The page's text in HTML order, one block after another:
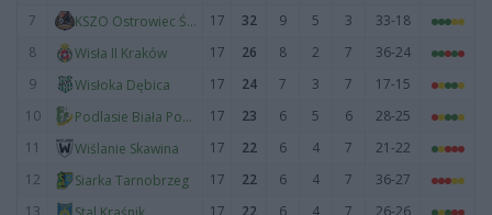
7
KSZO Ostrowiec Świętokrzyski 17 32 9 5 3
33-18
8
Wisła II Kraków 17 26 8 2 7
36-24
9
Wisłoka Dębica 17 24 7 3 7
17-15
10
Podlasie Biała Podlaska 17 23 6 5 6
28-25
11
Wiślanie Skawina 17 22 6 4 7
21-22
12
Siarka Tarnobrzeg 17 22 6 4 7
36-27
13
17 22 6 4 7 26-26